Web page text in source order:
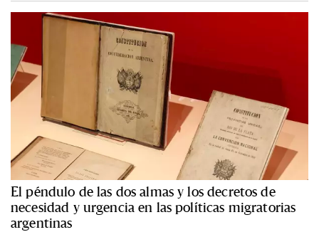
El péndulo de las dos almas y los decretos de
necesidad y urgencia en las políticas migratorias
argentinas